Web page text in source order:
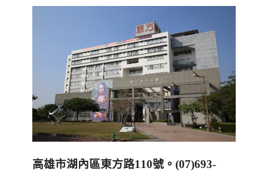
高雄市湖內區東方路110號 。 (07)693-